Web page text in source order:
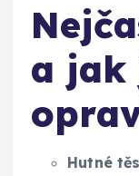
a jak
Hutné